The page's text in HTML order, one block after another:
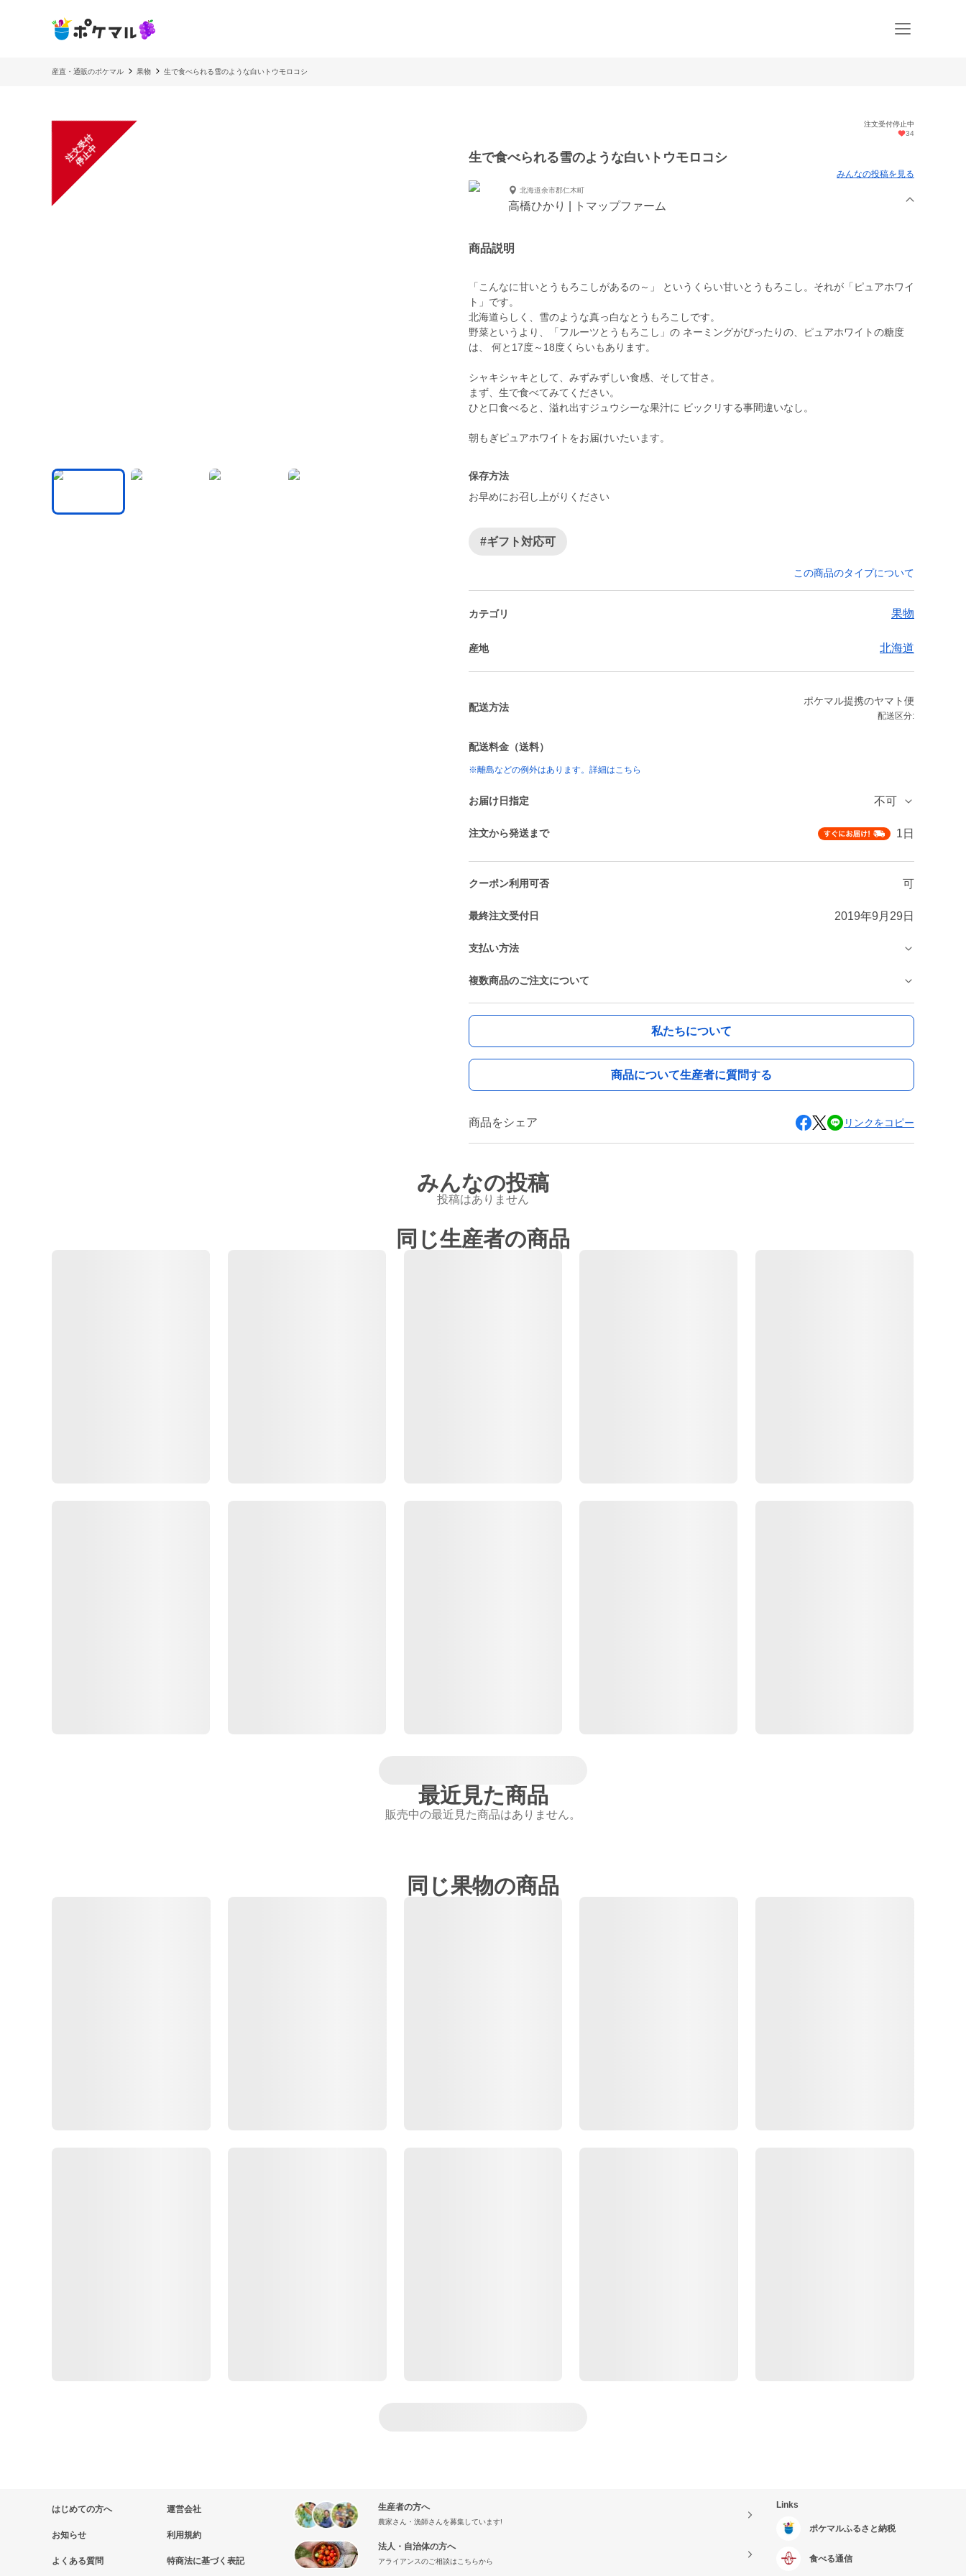
産直・通販のポケマル 果物 生で食べられる雪のような白いトウモロコシ
注
文
受
付
停
止
中
注文受付停止中
34
生で食べられる雪のような白いトウモロコシ
みんなの投稿を見る
北海道余市郡仁木町
高橋ひかり | トマップファーム
商品説明
「こんなに甘いとうもろこしがあるの～」 というくらい甘いとうもろこし。それが「ピュアホワイ
ト」です。
北海道らしく、雪のような真っ白なとうもろこしです。
野菜というより、「フルーツとうもろこし」の ネーミングがぴったりの、ピュアホワイトの糖度
は、 何と17度～18度くらいもあります。
シャキシャキとして、みずみずしい食感、そして甘さ。
まず、生で食べてみてください。
ひと口食べると、溢れ出すジュウシーな果汁に ビックリする事間違いなし。
朝もぎピュアホワイトをお届けいたいます。
保存方法
お早めにお召し上がりください
#ギフト対応可
この商品のタイプについて
カテゴリ 果物
産地 北海道
配送方法
ポケマル提携のヤマト便
配送区分:
配送料金（送料）
※離島などの例外はあります。詳細はこちら
お届け日指定 不可
注文から発送まで 1日
クーポン利用可否 可
最終注文受付日 2019年9月29日
支払い方法
複数商品のご注文について
私たちについて
商品について生産者に質問する
商品をシェア リンクをコピー
みんなの投稿
投稿はありません
同じ生産者の商品
最近見た商品
販売中の最近見た商品はありません。
同じ果物の商品
はじめての方へ
お知らせ
よくある質問
運営会社
利用規約
特商法に基づく表記
生産者の方へ
農家さん・漁師さんを募集しています!
法人・自治体の方へ
アライアンスのご相談はこちらから
Links
ポケマルふるさと納税
食べる通信